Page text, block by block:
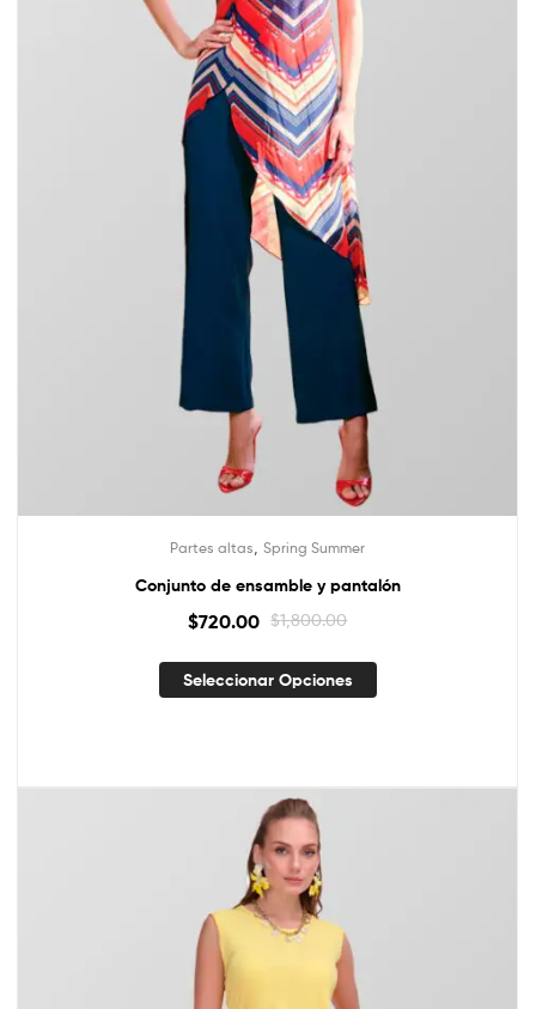
Partes altas Spring Summer
Conjunto de ensamble y pantalón
$1,800.00
$720.00
Seleccionar Opciones